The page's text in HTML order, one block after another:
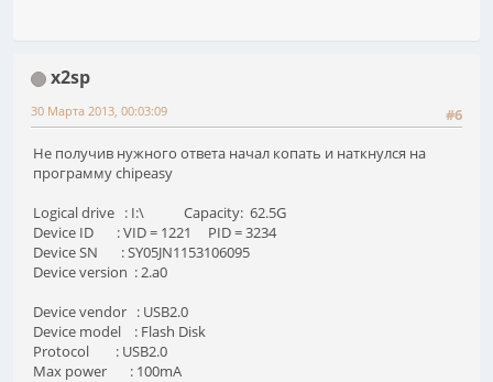
x2sp
#6
30 Марта 2013, 00:03:09
Не получив нужного ответа начал копать и наткнулся на
программу chipeasy
Logical drive : I:\ Capacity: 62.5G
Device ID : VID = 1221 PID = 3234
Device SN : SY05JN1153106095
Device version : 2.a0
Device vendor : USB2.0
Device model : Flash Disk
Protocol : USB2.0
Max power : 100mA